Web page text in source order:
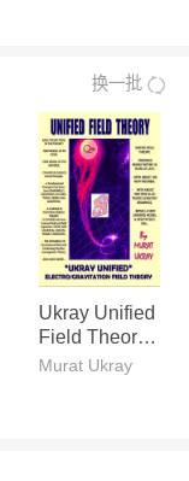
换一批
Ukray Unified
Field Theory:
"An Approach
Murat Ukray